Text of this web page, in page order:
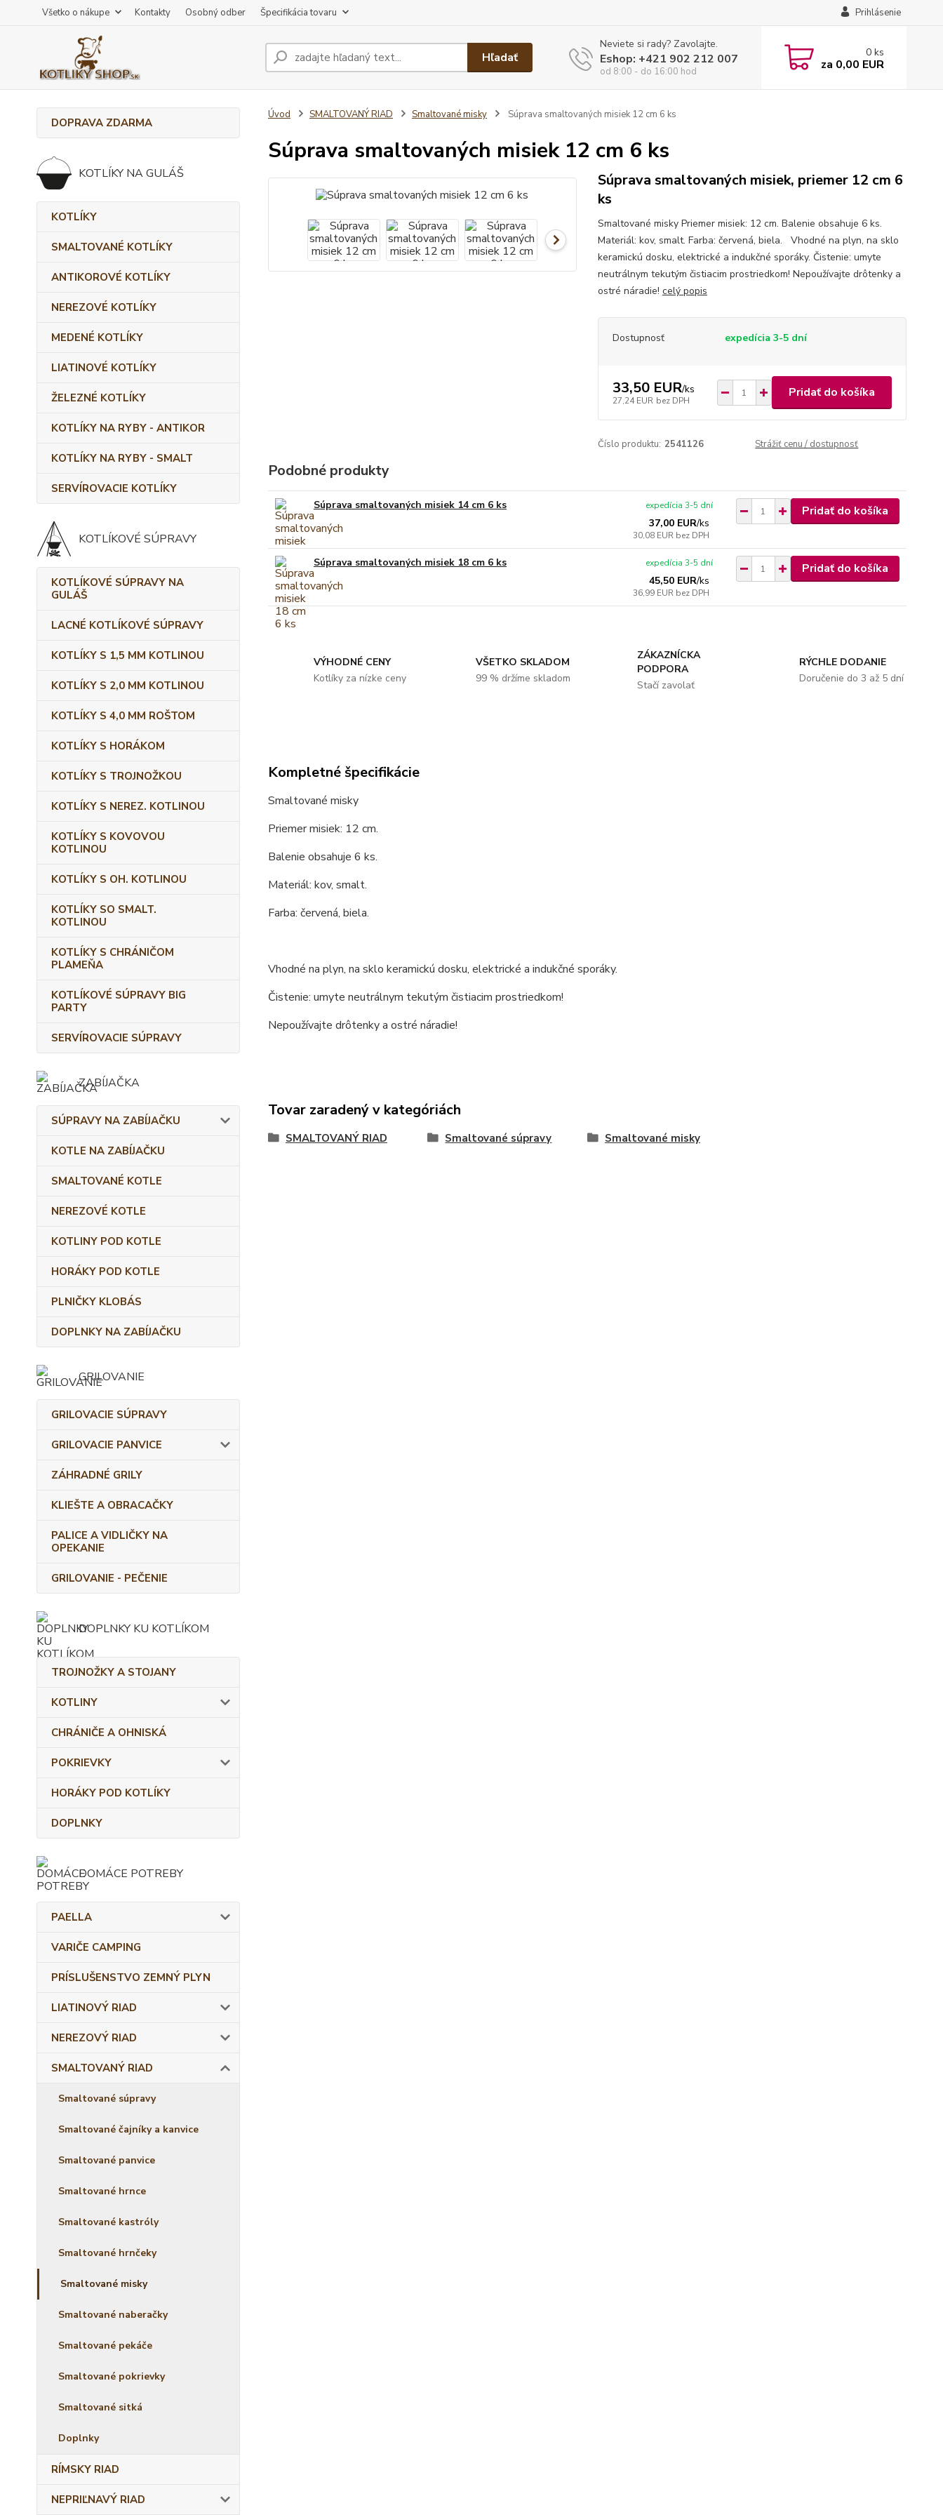
Všetko o nákupe Kontakty Osobný odber Špecifikácia tovaru Prihlásenie
Hľadať
Neviete si rady? Zavolajte.
Eshop: +421 902 212 007
od 8:00 - do 16:00 hod
0 ks
za 0,00 EUR
DOPRAVA ZDARMA
KOTLÍKY NA GULÁŠ
KOTLÍKY
SMALTOVANÉ KOTLÍKY
ANTIKOROVÉ KOTLÍKY
NEREZOVÉ KOTLÍKY
MEDENÉ KOTLÍKY
LIATINOVÉ KOTLÍKY
ŽELEZNÉ KOTLÍKY
KOTLÍKY NA RYBY - ANTIKOR
KOTLÍKY NA RYBY - SMALT
SERVÍROVACIE KOTLÍKY
KOTLÍKOVÉ SÚPRAVY
KOTLÍKOVÉ SÚPRAVY NA
GULÁŠ
LACNÉ KOTLÍKOVÉ SÚPRAVY
KOTLÍKY S 1,5 MM KOTLINOU
KOTLÍKY S 2,0 MM KOTLINOU
KOTLÍKY S 4,0 MM ROŠTOM
KOTLÍKY S HORÁKOM
KOTLÍKY S TROJNOŽKOU
KOTLÍKY S NEREZ. KOTLINOU
KOTLÍKY S KOVOVOU
KOTLINOU
KOTLÍKY S OH. KOTLINOU
KOTLÍKY SO SMALT.
KOTLINOU
KOTLÍKY S CHRÁNIČOM
PLAMEŇA
KOTLÍKOVÉ SÚPRAVY BIG
PARTY
SERVÍROVACIE SÚPRAVY
ZABÍJAČKA
SÚPRAVY NA ZABÍJAČKU
KOTLE NA ZABÍJAČKU
SMALTOVANÉ KOTLE
NEREZOVÉ KOTLE
KOTLINY POD KOTLE
HORÁKY POD KOTLE
PLNIČKY KLOBÁS
DOPLNKY NA ZABÍJAČKU
GRILOVANIE
GRILOVACIE SÚPRAVY
GRILOVACIE PANVICE
ZÁHRADNÉ GRILY
KLIEŠTE A OBRACAČKY
PALICE A VIDLIČKY NA
OPEKANIE
GRILOVANIE - PEČENIE
DOPLNKY KU KOTLÍKOM
TROJNOŽKY A STOJANY
KOTLINY
CHRÁNIČE A OHNISKÁ
POKRIEVKY
HORÁKY POD KOTLÍKY
DOPLNKY
DOMÁCE POTREBY
PAELLA
VARIČE CAMPING
PRÍSLUŠENSTVO ZEMNÝ PLYN
LIATINOVÝ RIAD
NEREZOVÝ RIAD
SMALTOVANÝ RIAD
Smaltované súpravy
Smaltované čajníky a kanvice
Smaltované panvice
Smaltované hrnce
Smaltované kastróly
Smaltované hrnčeky
Smaltované misky
Smaltované naberačky
Smaltované pekáče
Smaltované pokrievky
Smaltované sitká
Doplnky
RÍMSKY RIAD
NEPRIĽNAVÝ RIAD
Úvod SMALTOVANÝ RIAD Smaltované misky Súprava smaltovaných misiek 12 cm 6 ks
Súprava smaltovaných misiek 12 cm 6 ks
Súprava smaltovaných misiek, priemer 12 cm 6
ks
Smaltované misky Priemer misiek: 12 cm. Balenie obsahuje 6 ks.
Materiál: kov, smalt. Farba: červená, biela. Vhodné na plyn, na sklo
keramickú dosku, elektrické a indukčné sporáky. Čistenie: umyte
neutrálnym tekutým čistiacim prostriedkom! Nepoužívajte drôtenky a
ostré náradie! celý popis
Dostupnosť expedícia 3-5 dní
33,50 EUR/ks
27,24 EUR bez DPH
Pridať do košíka
Číslo produktu: 2541126 Strážiť cenu / dostupnosť
Podobné produkty
Súprava smaltovaných misiek 14 cm 6 ks
37,00 EUR/ks
30,08 EUR bez DPH
expedícia 3-5 dní Pridať do košíka
Súprava smaltovaných misiek 18 cm 6 ks
45,50 EUR/ks
36,99 EUR bez DPH
expedícia 3-5 dní Pridať do košíka
VÝHODNÉ CENY
Kotlíky za nízke ceny
VŠETKO SKLADOM
99 % držíme skladom
ZÁKAZNÍCKA
PODPORA
Stačí zavolať
RÝCHLE DODANIE
Doručenie do 3 až 5 dní
Kompletné špecifikácie
Smaltované misky
Priemer misiek: 12 cm.
Balenie obsahuje 6 ks.
Materiál: kov, smalt.
Farba: červená, biela.
Vhodné na plyn, na sklo keramickú dosku, elektrické a indukčné sporáky.
Čistenie: umyte neutrálnym tekutým čistiacim prostriedkom!
Nepoužívajte drôtenky a ostré náradie!
Tovar zaradený v kategóriách
SMALTOVANÝ RIAD Smaltované súpravy Smaltované misky